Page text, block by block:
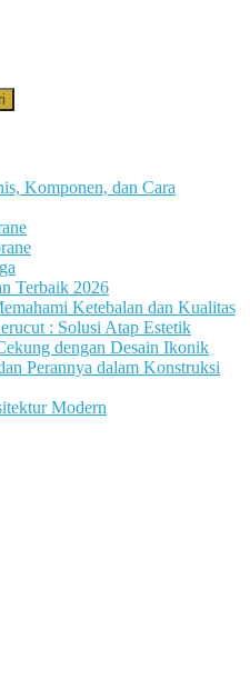
Komponen, dan Cara
Terbaik 2026
Ketebalan dan Kualitas
: Solusi Atap Estetik
dengan Desain Ikonik
Perannya dalam Konstruksi
Modern